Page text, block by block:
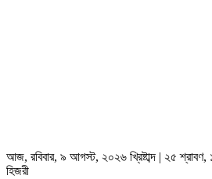
আজ, রবিবার, ৯ আগস্ট, ২০২৬ খ্রিষ্টাব্দ | ২৫
হিজরী